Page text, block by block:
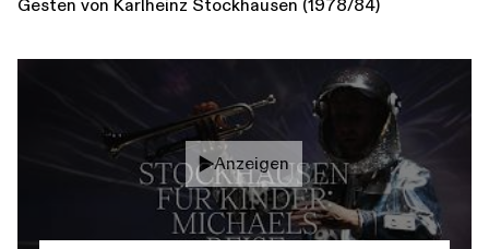
Gesten von Karlheinz Stockhausen (1978/84)
Anzeigen